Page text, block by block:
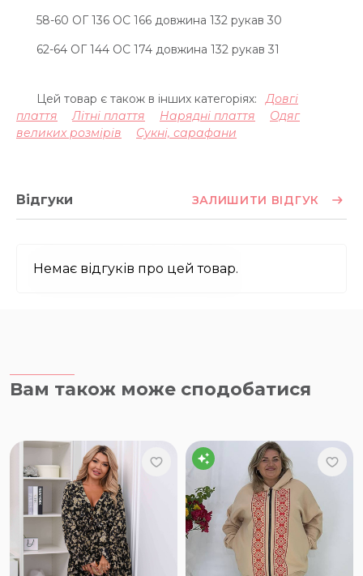
58-60 ОГ 136 ОС 166 довжина 132 рукав 30
62-64 ОГ 144 ОС 174 довжина 132 рукав 31
Цей товар є також в інших категоріях:
Довгі
плаття
Літні плаття Нарядні плаття
Одяг
великих розмірів
Сукні, сарафани
Відгуки ЗАЛИШИТИ ВІДГУК
Немає відгуків про цей товар.
Вам також може сподобатися